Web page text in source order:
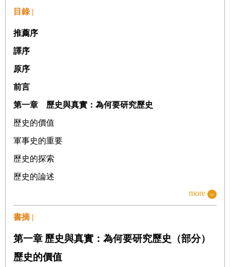
目錄 |
推薦序
譯序
原序
前言
第一章 歷史與真實：為何要研究歷史
歷史的價值
軍事史的重要
歷史的探索
歷史的論述
對真實的畏懼
more
書摘 |
第一章 歷史與真實：為何要研究歷史 （部分）
歷史的價值